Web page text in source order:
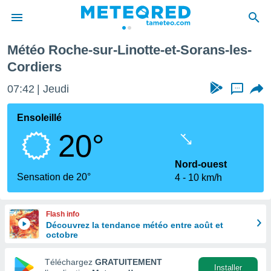
de
a
par
en
Météo Roche-sur-Linotte-et-Sorans-les-
Cordiers
07:42 Jeudi ...
Ensoleillé
20°
Sensation de 20°
Nord-ouest
4
10 km/h
Flash info
Découvrez la tendance météo entre août et
octobre
Téléchargez GRATUITEMENT
Installer